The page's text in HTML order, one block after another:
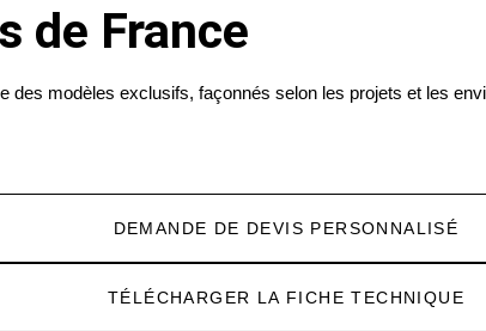
de France
des modèles exclusifs, façonnés selon les projets et les
DEMANDE DE DEVIS PERSONNALISÉ
TÉLÉCHARGER LA FICHE TECHNIQUE